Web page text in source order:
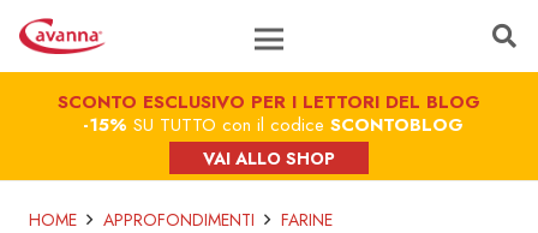
SCONTO ESCLUSIVO PER I LETTORI DEL BLOG
-15% SU TUTTO con il codice SCONTOBLOG
VAI ALLO SHOP
HOME APPROFONDIMENTI FARINE